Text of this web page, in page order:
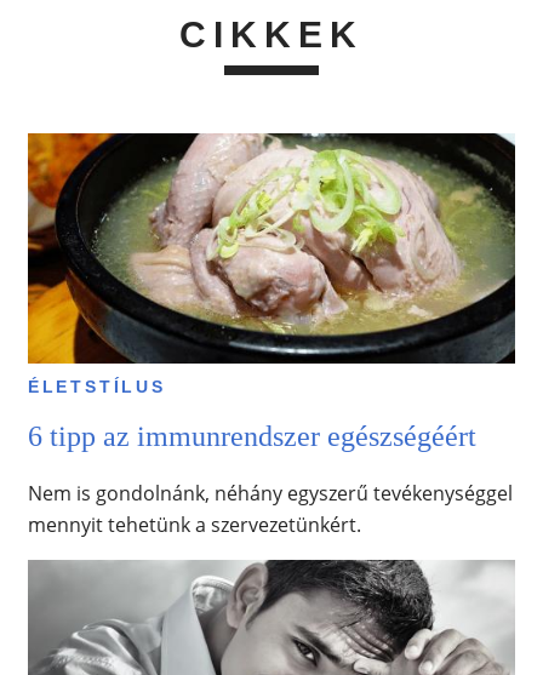
CIKKEK
ÉLETSTÍLUS
6 tipp az immunrendszer egészségéért
Nem is gondolnánk, néhány egyszerű tevékenységgel
mennyit tehetünk a szervezetünkért.